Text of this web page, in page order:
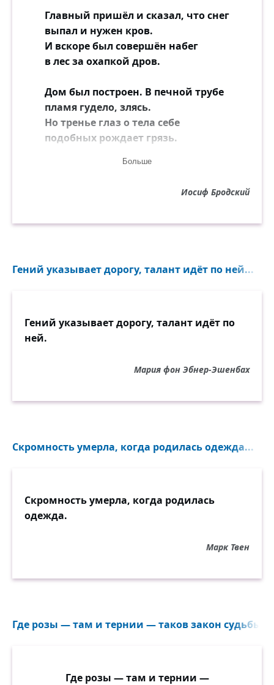
Главный пришёл и сказал, что снег
выпал и нужен кров.
И вскоре был совершён набег
в лес за охапкой дров.
Дом был построен. В печной трубе
пламя гудело, злясь.
Но тренье глаз о тела себе
подобных рождает грязь.
И вот пошла там гулять в пальто
Последними те умирали, кто
На тонкой ножке стоит кулик
Больше
Иосиф Бродский
Гений указывает дорогу, талант идёт по ней...
Гений указывает дорогу, талант идёт по
ней.
Мария фон Эбнер-Эшенбах
Скромность умерла, когда родилась одежда...
Скромность умерла, когда родилась
одежда.
Марк Твен
Где розы — там и тернии — таков закон судьбы...
Где розы — там и тернии —